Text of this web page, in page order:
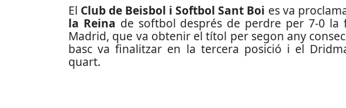
El Club de Beisbol i Softbol Sant Boi es va
la Reina de softbol després de perdre per 7-0 la
Madrid, que va obtenir el títol per segon any
basc va finalitzar en la tercera posició i el
quart.